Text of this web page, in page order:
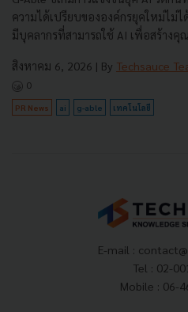
ความได้เปรียบขององค์กรยุคใหม่ไม่
มีบุคลากรที่สามารถใช้ AI เพื่อสร้างคุ
สิงหาคม 6, 2026 | By Techsauce
0
PR News ai g-able เทคโนโลยี
E-mail :
Tel : 02-
Mobile : 06-